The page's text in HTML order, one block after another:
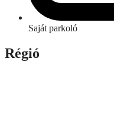
Saját parkoló
Régió